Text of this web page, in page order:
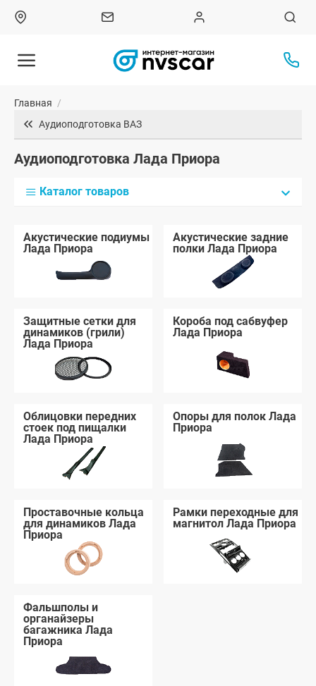
Главная /
Аудиоподготовка ВАЗ
Аудиоподготовка Лада Приора
Каталог товаров
Акустические подиумы
Лада Приора
Акустические задние
полки Лада Приора
Защитные сетки для
динамиков (грили)
Лада Приора
Короба под сабвуфер
Лада Приора
Облицовки передних
стоек под пищалки
Лада Приора
Опоры для полок Лада
Приора
Проставочные кольца
для динамиков Лада
Приора
Рамки переходные для
магнитол Лада Приора
Фальшполы и
органайзеры
багажника Лада
Приора